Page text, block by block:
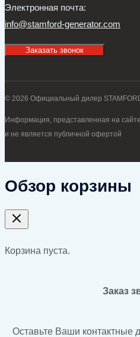
Электронная почта:
info@stamford-generator.com
Заказать звонок
© 2026 Официальный дилер
Информация, представленная на
и не является публичной офертой
Обзор корзины
Корзина пуста.
Заказ
Оставьте Ваши контактные